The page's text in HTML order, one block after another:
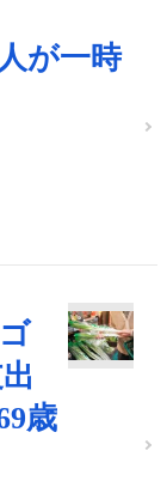
が一時
歳